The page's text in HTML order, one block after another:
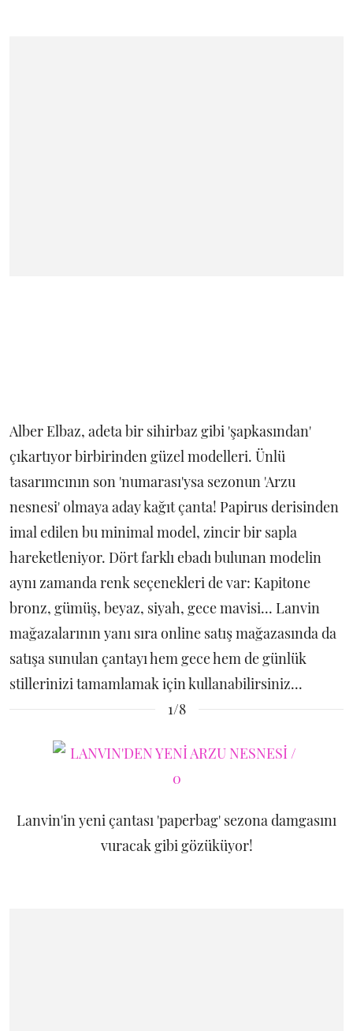
Alber Elbaz, adeta bir sihirbaz gibi 'şapkasından'
çıkartıyor birbirinden güzel modelleri. Ünlü
tasarımcının son 'numarası'ysa sezonun 'Arzu
nesnesi' olmaya aday kağıt çanta! Papirus derisinden
imal edilen bu minimal model, zincir bir sapla
hareketleniyor. Dört farklı ebadı bulunan modelin
aynı zamanda renk seçenekleri de var: Kapitone
bronz, gümüş, beyaz, siyah, gece mavisi... Lanvin
mağazalarının yanı sıra online satış mağazasında da
satışa sunulan çantayı hem gece hem de günlük
stillerinizi tamamlamak için kullanabilirsiniz...
1/8
Lanvin'in yeni çantası 'paperbag' sezona damgasını
vuracak gibi gözüküyor!